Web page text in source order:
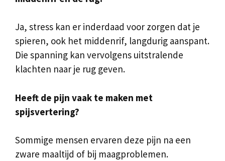
Ja, stress kan er inderdaad voor zorgen dat je
spieren, ook het middenrif, langdurig aanspant.
Die spanning kan vervolgens uitstralende
klachten naar je rug geven.
Heeft de pijn vaak te maken met
spijsvertering?
Sommige mensen ervaren deze pijn na een
zware maaltijd of bij maagproblemen.